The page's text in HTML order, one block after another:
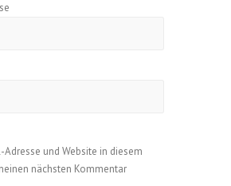
Adresse und Website in diesem
nächsten Kommentar